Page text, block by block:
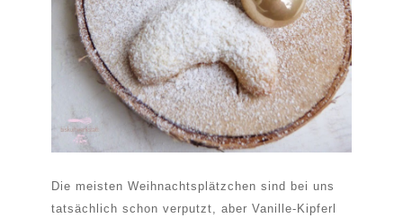
Die meisten Weihnachtsplätzchen sind bei uns
tatsächlich schon verputzt, aber Vanille-Kipferl